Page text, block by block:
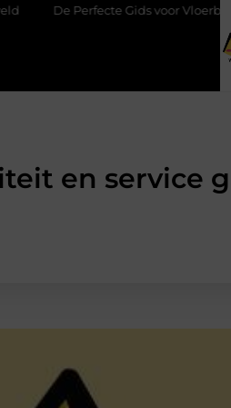
Gids voor Vloerbedekking in
en service